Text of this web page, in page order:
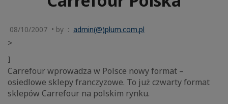
08/10/2007 • by : admin(@)plum.com.pl
>
I
Carrefour wprowadza w Polsce nowy format –
osiedlowe sklepy franczyzowe. To już czwarty format
sklepów Carrefour na polskim rynku.